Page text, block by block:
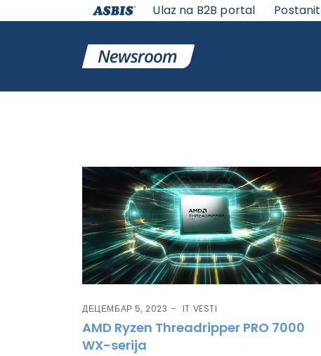
Ulaz na B2B portal
ДЕЦЕМБАР 5, 2023 IT VESTI
AMD Ryzen Threadripper PRO 7000
WX-serija